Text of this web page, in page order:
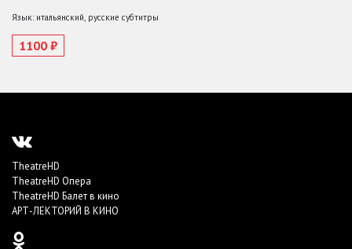
Язык: итальянский, русские субтитры
1100 ₽
TheatreHD
TheatreHD Опера
TheatreHD Балет в кино
АРТ-ЛЕКТОРИЙ В КИНО